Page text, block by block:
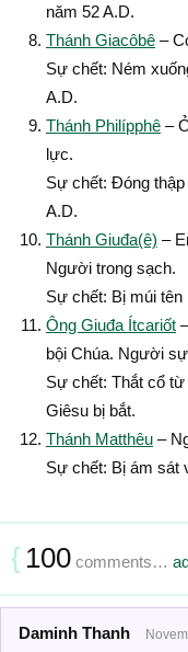
năm 52 A.D.
Thánh Giacôbê –
Sự chết: Ném
A.D.
Thánh Philípphê –
lực.
Sự chết: Ðóng
A.D.
Thánh Giuđa(ê) –
Người trong sạch.
Sự chết: Bị múi tên
Ông Giuđa Ítcariốt
bội Chúa. Người
Sự chết: Thắt cổ
Giêsu bị bắt.
Thánh Matthêu –
Sự chết: Bị ám sát
{ 100 comments…
Daminh Thanh